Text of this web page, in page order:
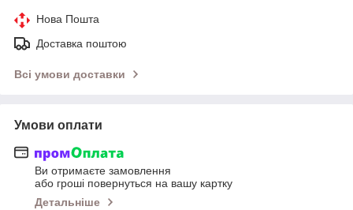
Нова Пошта
Доставка поштою
Всі умови доставки
Умови оплати
Ви отримаєте замовлення
або гроші повернуться на вашу картку
Детальніше